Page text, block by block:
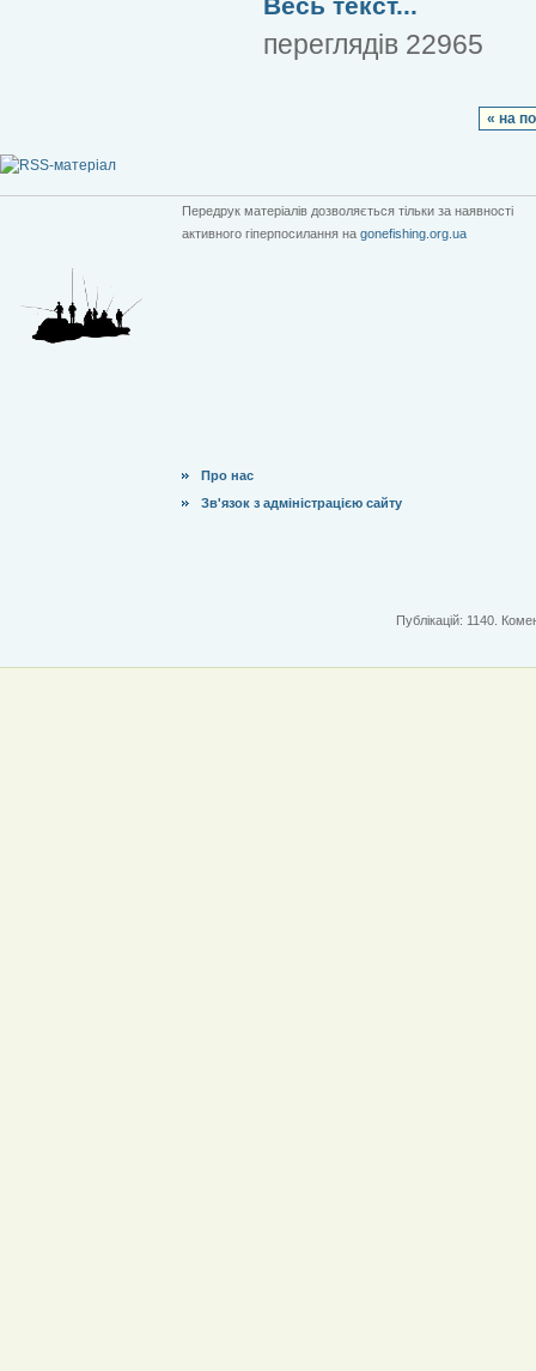
переглядів 22965
« на
Передрук матеріалів дозволяється тільки за наявності
активного гіперпосилання на gonefishing.org.ua
Про нас
Зв'язок з адміністрацією сайту
Публікацій: 1140.